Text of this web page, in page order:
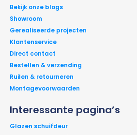
Interessante pagina’s
Glazen schuifdeur
Bekijk onze blogs
Showroom
Gerealiseerde projecten
Klantenservice
Direct contact
Bestellen & verzending
Ruilen & retourneren
Montagevoorwaarden